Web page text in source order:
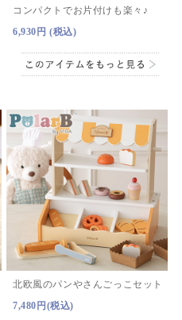
コンパクトでお片付けも楽々♪
6,930円 (税込)
北欧風のパンやさんごっこセット
7,480円(税込)